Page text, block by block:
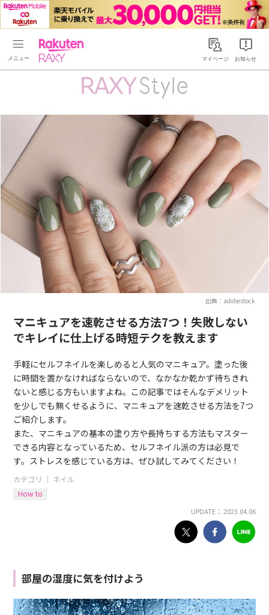
Rakuten RAXYマイページ お知らせ
出典：adobestock
マニキュアを速乾させる方法7つ！失敗しない
でキレイに仕上げる時短テクを教えます
手軽にセルフネイルを楽しめると人気のマニキュア。塗った後
に時間を置かなければならないので、なかなか乾かず待ちきれ
ないと感じる方もいますよね。この記事ではそんなデメリット
を少しでも無くせるように、マニキュアを速乾させる方法を7つ
ご紹介します。
また、マニキュアの基本の塗り方や長持ちする方法もマスター
できる内容となっているため、セルフネイル派の方は必見で
す。ストレスを感じている方は、ぜひ試してみてください！
カテゴリ ｜ ネイル
How to
UPDATE： 2023.04.06
部屋の湿度に気を付けよう